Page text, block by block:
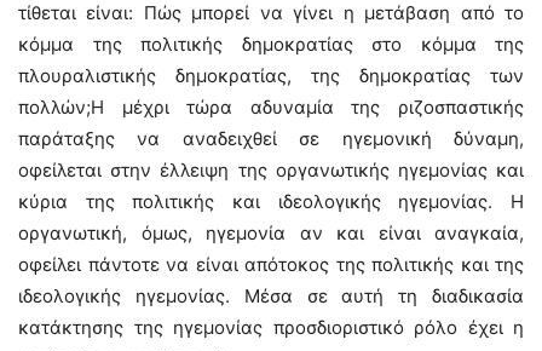
τίθεται είναι: Πώς μπορεί να γίνει η μετάβαση από το
κόμμα της πολιτικής δημοκρατίας στο κόμμα της
πλουραλιστικής δημοκρατίας, της δημοκρατίας των
πολλών;Η μέχρι τώρα αδυναμία της ριζοσπαστικής
παράταξης να αναδειχθεί σε ηγεμονική δύναμη,
οφείλεται στην έλλειψη της οργανωτικής ηγεμονίας και
κύρια της πολιτικής και ιδεολογικής ηγεμονίας. Η
οργανωτική, όμως, ηγεμονία αν και είναι αναγκαία,
οφείλει πάντοτε να είναι απότοκος της πολιτικής και της
ιδεολογικής ηγεμονίας. Μέσα σε αυτή τη διαδικασία
κατάκτησης της ηγεμονίας προσδιοριστικό ρόλο έχει η